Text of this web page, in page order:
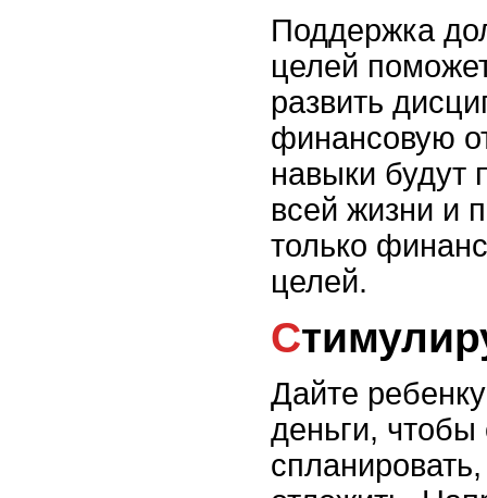
Поддержка
целей
развить
финансовую
навыки будут
всей жизни и
только
целей.
Дайте
деньги, чтобы